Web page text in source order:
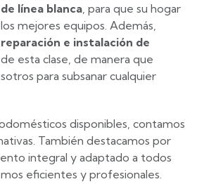
línea blanca , para que su hogar
mejores equipos. Además,
reparación e instalación de
de esta clase, de manera que
para subsanar cualquier
disponibles, contamos
También destacamos por
integral y adaptado a todos
eficientes y profesionales.